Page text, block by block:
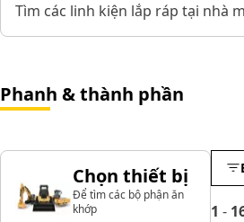
Tìm các linh kiện lắp ráp tại nhà
Phanh & thành phần
Chọn thiết bị
Để tìm các bộ phận ăn
khớp
1 -